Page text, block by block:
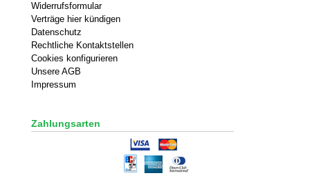
Widerrufsformular
Verträge hier kündigen
Datenschutz
Rechtliche Kontaktstellen
Cookies konfigurieren
Unsere AGB
Impressum
Zahlungsarten